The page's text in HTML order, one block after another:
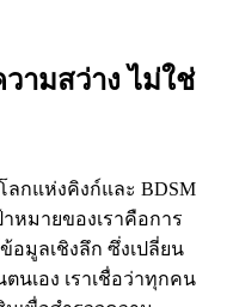
ามสว่าง ไม่ใช่
กแห่งคิงก์และ BDSM
หมายของเราคือการ
อมูลเชิงลึก ซึ่งเปลี่ยน
นเอง เราเชื่อว่าทุกคน